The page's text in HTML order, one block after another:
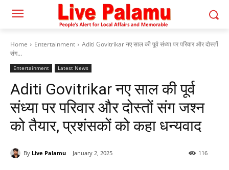
Home Entertainment
Aditi Govitrikar नए साल की पूर्व संध्या पर परिवार और दोस्तों
संग...
Entertainment Latest News
Aditi Govitrikar नए साल की पूर्व
संध्या पर परिवार और दोस्तों संग जश्न
को तैयार, प्रशंसकों को कहा धन्यवाद
By Live Palamu January 2, 2025 116